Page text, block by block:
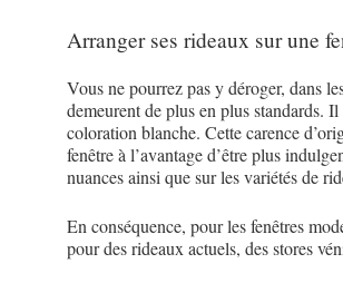
Arranger ses rideaux sur une
Vous ne pourrez pas y déroger, dans
demeurent de plus en plus standards.
coloration blanche. Cette carence
fenêtre à l’avantage d’être plus
nuances ainsi que sur les variétés de
En conséquence, pour les fenêtres
pour des rideaux actuels, des stores